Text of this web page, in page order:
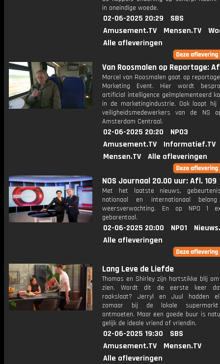
in oneindige woede.
02-06-2025 20:29
SBS
Amusement.TV
Mensen.TV
Alle afleveringen
Van Roosmalen op Reportage:
Marcel van Roosmalen gaat op
Marketing Event. Hier wordt
artificial intelligence geïmplementeerd
in de marketingindustrie. Ook loopt
veiligheidsmedewerkers van de NS
Amsterdam Centraal.
02-06-2025 20:20
NPO3
Amusement.TV
Informatief.TV
Mensen.TV
Alle afleveringen
NOS Journaal 20.00 uur: Afl. 109
Met het laatste nieuws,
nationaal en internationaal
weersverwachting. En op NPO 1
gebarentaal.
02-06-2025 20:00 NPO1
Alle afleveringen
Lang Leve de Liefde
Thomas en Shirley zijn hartstikke blij
zien. Wordt dit de eerste keer
raakslaat? Jerryl en Juul hadden
zomaar bij de lokale supermarkt
ontmoeten. Maar een goede buur is
gelijk de ideale vriend of vriendin.
02-06-2025 19:30
SBS
Amusement.TV
Mensen.TV
Alle afleveringen